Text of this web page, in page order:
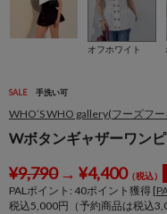
オフホワイト
SALE 手洗い可
WHO’S WHO gallery(フーズフ
Wボタンギャザーワン
¥9,790→ ¥4,400（税込）
PALポイント: 40ポイント獲得 [
税込5,000円（予約商品は税込